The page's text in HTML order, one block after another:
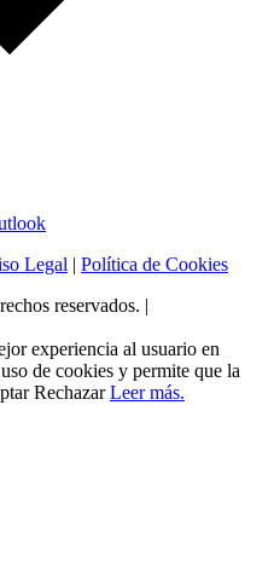
Legal | Política de Cookies
reservados. |
experiencia al usuario en
de cookies y permite que la
Rechazar Leer más.